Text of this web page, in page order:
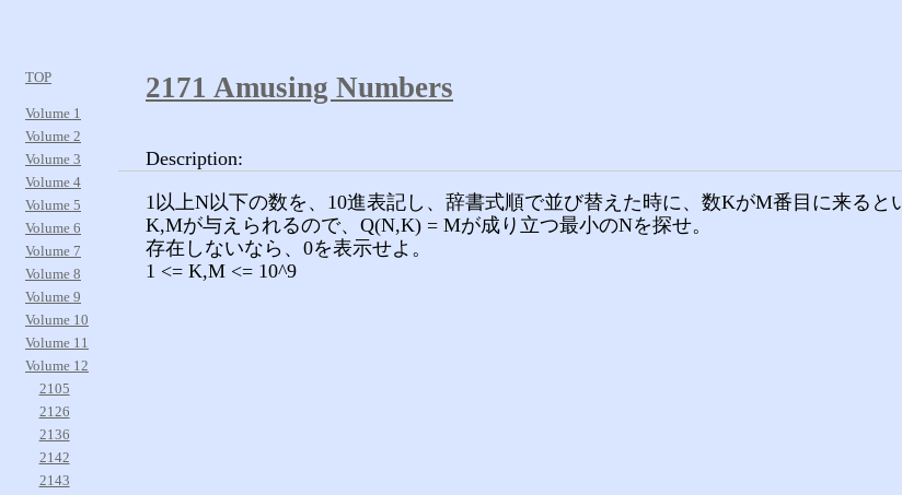
TOP
Volume 1
Volume 2
Volume 3
Volume 4
Volume 5
Volume 6
Volume 7
Volume 8
Volume 9
Volume 10
Volume 11
Volume 12
2105
2126
2136
2142
2143
2171 Amusing Numbers
Description:
1以上N以下の数を、10進表記し、辞書式順で並び替えた時に、数KがM番目に来ると
K,Mが与えられるので、Q(N,K) = Mが成り立つ最小のNを探せ。
存在しないなら、0を表示せよ。
1 <= K,M <= 10^9